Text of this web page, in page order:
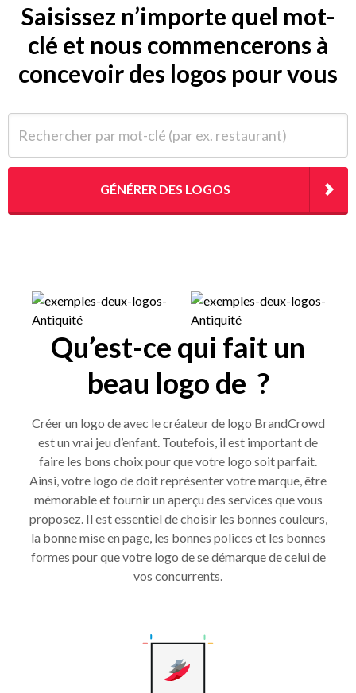
Saisissez n’importe quel mot-
clé et nous commencerons à
concevoir des logos pour vous
GÉNÉRER DES LOGOS
Qu’est-ce qui fait un
beau logo de ?
Créer un logo de avec le créateur de logo BrandCrowd
est un vrai jeu d’enfant. Toutefois, il est important de
faire les bons choix pour que votre logo soit parfait.
Ainsi, votre logo de doit représenter votre marque, être
mémorable et fournir un aperçu des services que vous
proposez. Il est essentiel de choisir les bonnes couleurs,
la bonne mise en page, les bonnes polices et les bonnes
formes pour que votre logo de se démarque de celui de
vos concurrents.